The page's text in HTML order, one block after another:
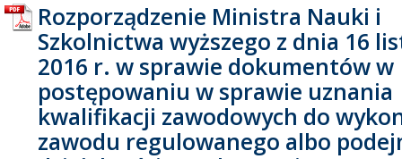
Rozporządzenie Ministra Nauki i
Szkolnictwa wyższego z dnia 16
2016 r. w sprawie dokumentów w
postępowaniu w sprawie uznania
kwalifikacji zawodowych do
zawodu regulowanego albo